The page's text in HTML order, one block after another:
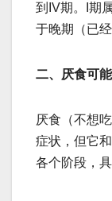
到IV期。I期
于晚期（已
二、厌食可
厌食（不想
症状，但它
各个阶段，